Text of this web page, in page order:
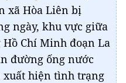
xã Hòa Liên bị
ngày, khu vực giữa
Chí Minh đoạn La
đường ống nước
xuất hiện tình trạng